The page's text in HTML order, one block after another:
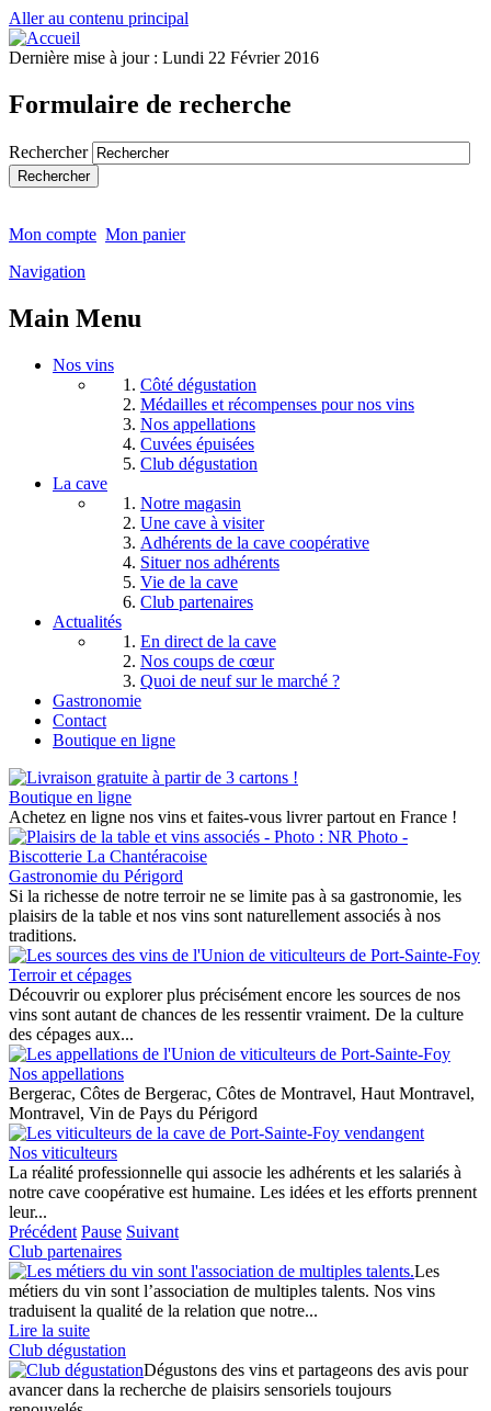
Aller au contenu principal
Dernière mise à jour : Lundi 22 Février 2016
Formulaire de recherche
Rechercher
Mon compte Mon panier
Navigation
Main Menu
Nos vins
Côté dégustation
Médailles et récompenses pour nos vins
Nos appellations
Cuvées épuisées
Club dégustation
La cave
Notre magasin
Une cave à visiter
Adhérents de la cave coopérative
Situer nos adhérents
Vie de la cave
Club partenaires
Actualités
En direct de la cave
Nos coups de cœur
Quoi de neuf sur le marché ?
Gastronomie
Contact
Boutique en ligne
Boutique en ligne
Achetez en ligne nos vins et faites-vous livrer partout en France !
Gastronomie du Périgord
Si la richesse de notre terroir ne se limite pas à sa gastronomie, les
plaisirs de la table et nos vins sont naturellement associés à nos
traditions.
Terroir et cépages
Découvrir ou explorer plus précisément encore les sources de nos
vins sont autant de chances de les ressentir vraiment. De la culture
des cépages aux...
Nos appellations
Bergerac, Côtes de Bergerac, Côtes de Montravel, Haut Montravel,
Montravel, Vin de Pays du Périgord
Nos viticulteurs
La réalité professionnelle qui associe les adhérents et les salariés à
notre cave coopérative est humaine. Les idées et les efforts prennent
leur...
Précédent Pause Suivant
Club partenaires
Les
métiers du vin sont l’association de multiples talents. Nos vins
traduisent la qualité de la relation que notre...
Lire la suite
Club dégustation
Dégustons des vins et partageons des avis pour
avancer dans la recherche de plaisirs sensoriels toujours